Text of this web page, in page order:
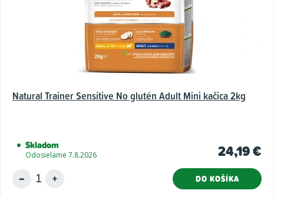
Natural Trainer Sensitive No glutén Adult Mini kačica 2kg
Skladom
Odosielame 7.8.2026 24,19 €
DO KOŠÍKA